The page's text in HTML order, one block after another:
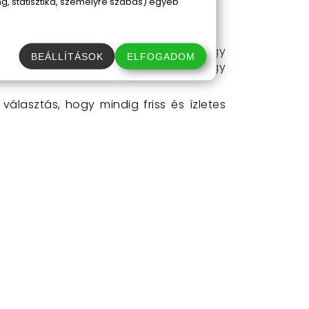
a csatos kialakítással, hogy
ételek frissességét, és mindezt egy
hogy mindig friss és ízletes
BEÁLLÍTÁSOK ELFOGADOM